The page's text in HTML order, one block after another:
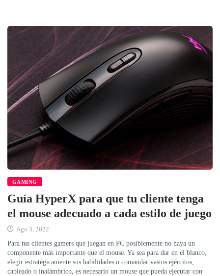
GAMING
Guía HyperX para que tu cliente tenga
el mouse adecuado a cada estilo de juego
Ago 3, 2022
Para tus clientes gamers que juegan en PC posiblemente no haya un
componente más importante que el mouse. Ya sea para dar en el blanco,
elegir estratégicamente sus habilidades o comandar vastos ejércitos,
cableado o inalámbrico, es necesario un mouse que pueda ejecutar con